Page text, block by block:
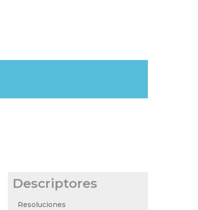
Descriptores
Resoluciones